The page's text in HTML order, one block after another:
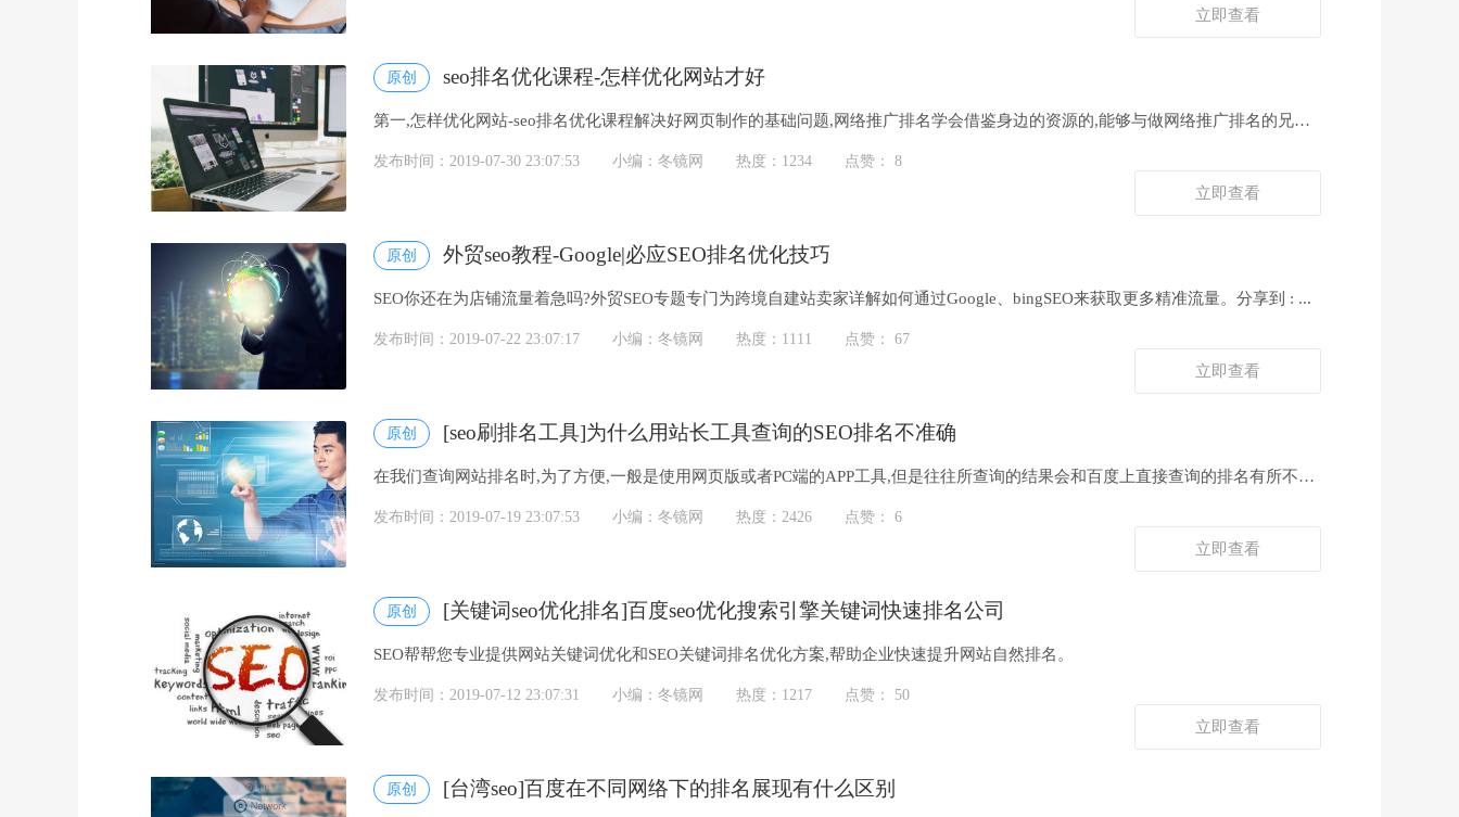
立即查看
原创 seo排名优化课程-怎样优化网站才好
第一,怎样优化网站-seo排名优化课程解决好网页制作的基础问题,网络推广排名学会借鉴身边的资源的,能够与做网络推广排名的兄弟
相互进行互动,假如自己研究整...
发布时间：2019-07-30 23:07:53 小编：冬镜网 热度：1234 点赞： 8
立即查看
原创 外贸seo教程-Google|必应SEO排名优化技巧
SEO你还在为店铺流量着急吗?外贸SEO专题专门为跨境自建站卖家详解如何通过Google、bingSEO来获取更多精准流量。分享到 : ...
发布时间：2019-07-22 23:07:17 小编：冬镜网 热度：1111 点赞： 67
立即查看
原创 [seo刷排名工具]为什么用站长工具查询的SEO排名不准确
在我们查询网站排名时,为了方便,一般是使用网页版或者PC端的APP工具,但是往往所查询的结果会和百度上直接查询的排名有所不同,
有时候只是稍微有点差异,而有时候相差...
发布时间：2019-07-19 23:07:53 小编：冬镜网 热度：2426 点赞： 6
立即查看
原创 [关键词seo优化排名]百度seo优化搜索引擎关键词快速排名公司
SEO帮帮您专业提供网站关键词优化和SEO关键词排名优化方案,帮助企业快速提升网站自然排名。
发布时间：2019-07-12 23:07:31 小编：冬镜网 热度：1217 点赞： 50
立即查看
原创 [台湾seo]百度在不同网络下的排名展现有什么区别